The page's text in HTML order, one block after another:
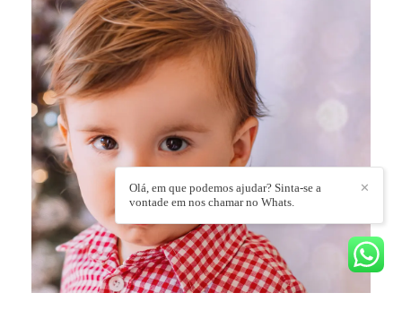
✕
Olá, em que podemos ajudar? Sinta-se a
vontade em nos chamar no Whats.